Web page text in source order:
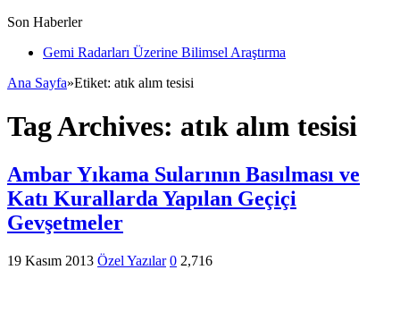
Son Haberler
Gemi Radarları Üzerine Bilimsel Araştırma
Ana Sayfa»Etiket: atık alım tesisi
Tag Archives: atık alım tesisi
Ambar Yıkama Sularının Basılması ve
Katı Kurallarda Yapılan Geçiçi
Gevşetmeler
19 Kasım 2013 Özel Yazılar 0 2,716